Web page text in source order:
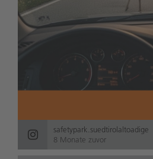
safetypark.suedtirolaltoadige
8 Monate zuvor